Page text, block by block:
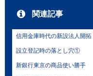
関連記事
信用金庫時代の新設法人開拓
設立登記時の落とし穴①
新銀行東京の商品使い勝手